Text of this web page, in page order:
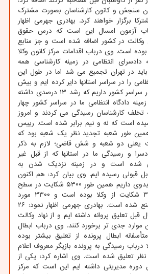
سنجش و کانون کارشناسان بصورت مشترک
برگزار خواهند کرد. بهادری جهرمی اظهار
آزمون امسال این است که درس حقوق
وکالت در کشور اضافه شده است و جز منابع
است. وی درباب اقدامات مرکز کانون وکلا
دادسرای انتظامی در زمینه کارشناسی همه
در تهران تجمیع می شد اما در طول این
را در سراسر استانها دایر کرده ایم و بیش
از ۱۲۰ دادیار انتظامی در سراسر کشور داریم که رشد ۱۳ درصدی داشته
دادگاه انتظامی ما در سراسر کشور چهار
تخلف کارشناسان رسیدگی می کردند و امروز
به ۳۸ نفر رسیده است که نه و نیم برابر شده است. رییس
همین طور شعبه تجدید نظر یک شعبه بود که
یعنی دو شعبه و شش قاضی؛ لازم به ذکر
و رسیدگی ما در استانها که از قبل غیر
شده است و در زمینه نزدیک شدن به
قبولی رسیده ایم. وی بیان کرد: هم اکنون
۶۰ دادیار و ۳۸ قاضی بدوی داریم همین طور ۵۳۰۰ شکایت در سطح
کشور داشتیم که ۳۵۰۰ شکایت از وکلا بوده است و ۳۳۰۰ مورد
منتهی به صدور قرار منع شده است. بهادری جهرمی اظهار نمود: ۲۶
تعلیق پروانه داشته ایم و از نهاد وکالت
موارد جدی تر برخورد کنند. وی درباب ابطال
ابطال پرونده از تعلیق بیشتر بوده
رسیدگی به پرونده بازیگر معروف اعلام
نظر تعلیق شده است. وی اشاره کرد: یکی از
مدیریتی داشته ایم این است که مرکز